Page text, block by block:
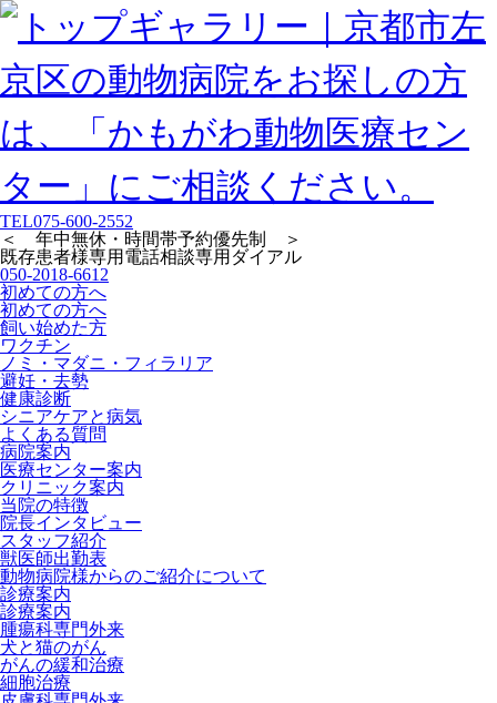
TEL075-600-2552
＜ 年中無休・時間帯予約優先制 ＞
既存患者様専用 電話相談専用ダイアル
050-2018-6612
初めての方へ
初めての方へ
飼い始めた方
ワクチン
ノミ・マダニ・フィラリア
避妊・去勢
健康診断
シニアケアと病気
よくある質問
病院案内
医療センター案内
クリニック案内
当院の特徴
院長インタビュー
スタッフ紹介
獣医師出勤表
動物病院様からのご紹介について
診療案内
診療案内
腫瘍科専門外来
犬と猫のがん
がんの緩和治療
細胞治療